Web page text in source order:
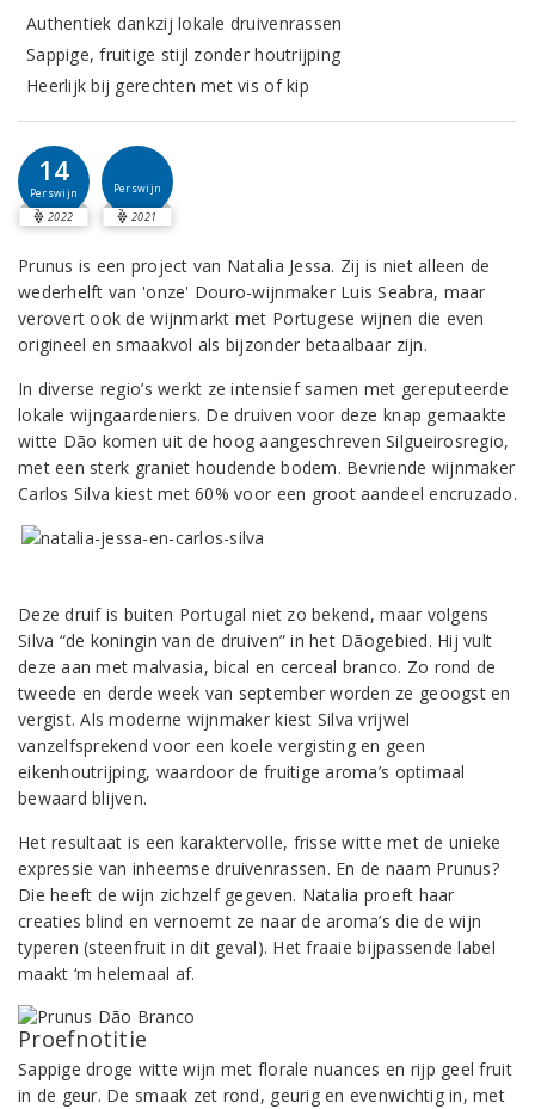
Authentiek dankzij lokale druivenrassen
Sappige, fruitige stijl zonder houtrijping
Heerlijk bij gerechten met vis of kip
14
Perswijn
2022
Perswijn
2021
Prunus is een project van Natalia Jessa. Zij is niet alleen de
wederhelft van 'onze' Douro-wijnmaker Luis Seabra, maar
verovert ook de wijnmarkt met Portugese wijnen die even
origineel en smaakvol als bijzonder betaalbaar zijn.
In diverse regio’s werkt ze intensief samen met gereputeerde
lokale wijngaardeniers. De druiven voor deze knap gemaakte
witte Dão komen uit de hoog aangeschreven Silgueirosregio,
met een sterk graniet houdende bodem. Bevriende wijnmaker
Carlos Silva kiest met 60% voor een groot aandeel encruzado.
Deze druif is buiten Portugal niet zo bekend, maar volgens
Silva “de koningin van de druiven” in het Dãogebied. Hij vult
deze aan met malvasia, bical en cerceal branco. Zo rond de
tweede en derde week van september worden ze geoogst en
vergist. Als moderne wijnmaker kiest Silva vrijwel
vanzelfsprekend voor een koele vergisting en geen
eikenhoutrijping, waardoor de fruitige aroma’s optimaal
bewaard blijven.
Het resultaat is een karaktervolle, frisse witte met de unieke
expressie van inheemse druivenrassen. En de naam Prunus?
Die heeft de wijn zichzelf gegeven. Natalia proeft haar
creaties blind en vernoemt ze naar de aroma’s die de wijn
typeren (steenfruit in dit geval). Het fraaie bijpassende label
maakt ‘m helemaal af.
Proefnotitie
Sappige droge witte wijn met florale nuances en rijp geel fruit
in de geur. De smaak zet rond, geurig en evenwichtig in, met